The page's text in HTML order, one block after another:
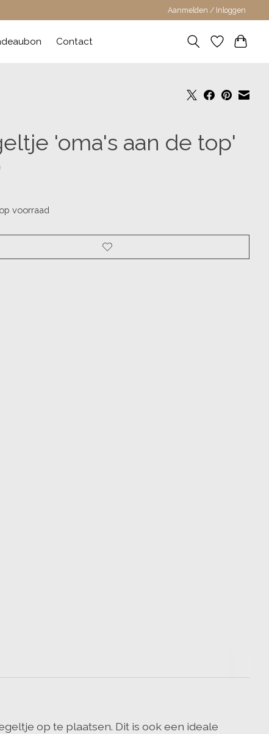
Aanmelden / Inloggen
Contact
'oma's aan de top'
voorraad
op te plaatsen. Dit is ook een ideale